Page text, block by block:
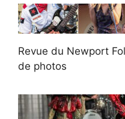
Revue du Newport
de photos